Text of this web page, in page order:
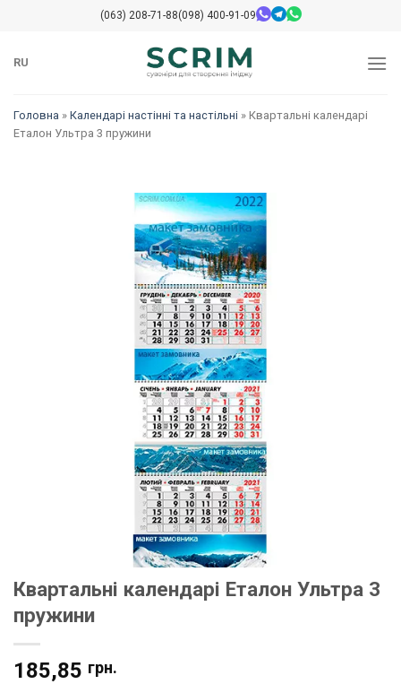
змісту
(063) 208-71-88(098) 400-91-09
RU
Головна » Календарі настінні та настільні » Квартальні календарі
Еталон Ультра 3 пружини
Квартальні календарі Еталон Ультра 3
пружини
185,85 грн.